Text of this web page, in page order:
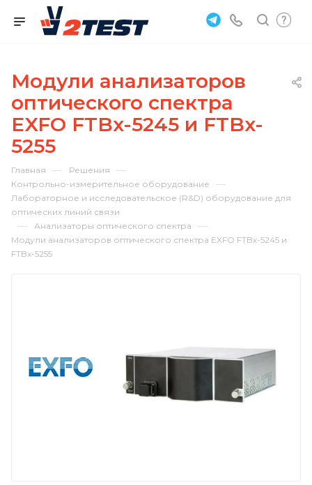
Модули анализаторов
оптического спектра
EXFO FTBx-5245 и FTBx-
5255
Главная — Решения —
Контрольно-измерительное оборудование —
Лабораторное и исследовательское (R&D) оборудование для
оптических линий связи
— Анализаторы оптического спектра —
Модули анализаторов оптического спектра EXFO FTBx-5245 и
FTBx-5255